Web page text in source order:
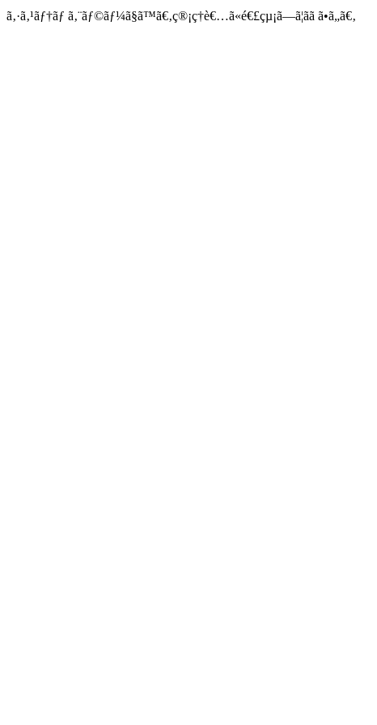
ã‚·ã‚¹ãƒ†ãƒ ã‚¨ãƒ©ãƒ¼ã§ã™ã€‚ç®¡ç†è€…ã«é€£çµ¡ã—ã¦ãã ã•ã„ã€‚